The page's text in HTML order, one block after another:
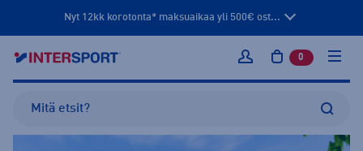
Nyt 12kk korotonta* maksuaikaa yli 500€ ost...
Kirjaudu sisään
0 tuotetta